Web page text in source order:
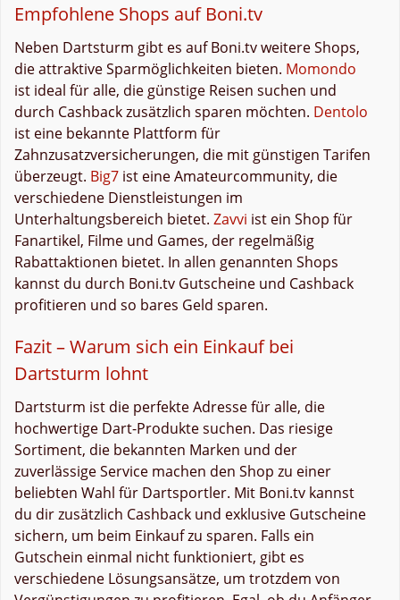
Empfohlene Shops auf Boni.tv
Neben Dartsturm gibt es auf Boni.tv weitere Shops,
die attraktive Sparmöglichkeiten bieten. Momondo
ist ideal für alle, die günstige Reisen suchen und
durch Cashback zusätzlich sparen möchten. Dentolo
ist eine bekannte Plattform für
Zahnzusatzversicherungen, die mit günstigen Tarifen
überzeugt. Big7 ist eine Amateurcommunity, die
verschiedene Dienstleistungen im
Unterhaltungsbereich bietet. Zavvi ist ein Shop für
Fanartikel, Filme und Games, der regelmäßig
Rabattaktionen bietet. In allen genannten Shops
kannst du durch Boni.tv Gutscheine und Cashback
profitieren und so bares Geld sparen.
Fazit – Warum sich ein Einkauf bei
Dartsturm lohnt
Dartsturm ist die perfekte Adresse für alle, die
hochwertige Dart-Produkte suchen. Das riesige
Sortiment, die bekannten Marken und der
zuverlässige Service machen den Shop zu einer
beliebten Wahl für Dartsportler. Mit Boni.tv kannst
du dir zusätzlich Cashback und exklusive Gutscheine
sichern, um beim Einkauf zu sparen. Falls ein
Gutschein einmal nicht funktioniert, gibt es
verschiedene Lösungsansätze, um trotzdem von